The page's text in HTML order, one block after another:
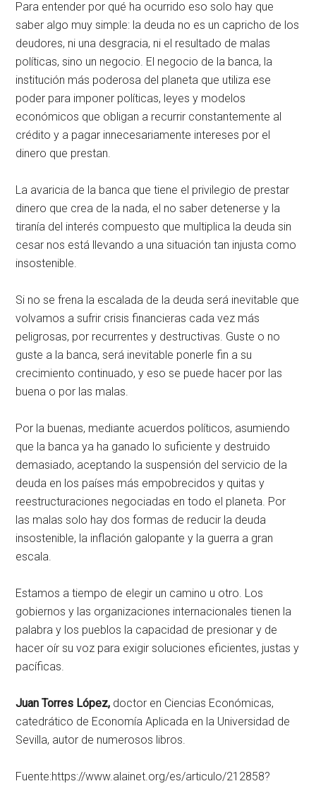
Para entender por qué ha ocurrido eso solo hay que
saber algo muy simple: la deuda no es un capricho de los
deudores, ni una desgracia, ni el resultado de malas
políticas, sino un negocio. El negocio de la banca, la
institución más poderosa del planeta que utiliza ese
poder para imponer políticas, leyes y modelos
económicos que obligan a recurrir constantemente al
crédito y a pagar innecesariamente intereses por el
dinero que prestan.
La avaricia de la banca que tiene el privilegio de prestar
dinero que crea de la nada, el no saber detenerse y la
tiranía del interés compuesto que multiplica la deuda sin
cesar nos está llevando a una situación tan injusta como
insostenible.
Si no se frena la escalada de la deuda será inevitable que
volvamos a sufrir crisis financieras cada vez más
peligrosas, por recurrentes y destructivas. Guste o no
guste a la banca, será inevitable ponerle fin a su
crecimiento continuado, y eso se puede hacer por las
buena o por las malas.
Por la buenas, mediante acuerdos políticos, asumiendo
que la banca ya ha ganado lo suficiente y destruido
demasiado, aceptando la suspensión del servicio de la
deuda en los países más empobrecidos y quitas y
reestructuraciones negociadas en todo el planeta. Por
las malas solo hay dos formas de reducir la deuda
insostenible, la inflación galopante y la guerra a gran
escala.
Estamos a tiempo de elegir un camino u otro. Los
gobiernos y las organizaciones internacionales tienen la
palabra y los pueblos la capacidad de presionar y de
hacer oír su voz para exigir soluciones eficientes, justas y
pacíficas.
Juan Torres López, doctor en Ciencias Económicas,
catedrático de Economía Aplicada en la Universidad de
Sevilla, autor de numerosos libros.
Fuente:https://www.alainet.org/es/articulo/212858?